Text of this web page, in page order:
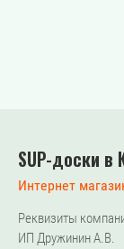
SUP-доски в
Интернет
Реквизиты
ИП Дружинин А.В.